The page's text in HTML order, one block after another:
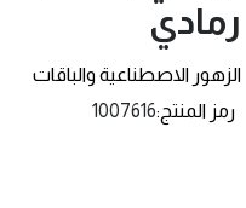
رمادي
الزهور الاصطناعية والباقات
رمز المنتج 1007616